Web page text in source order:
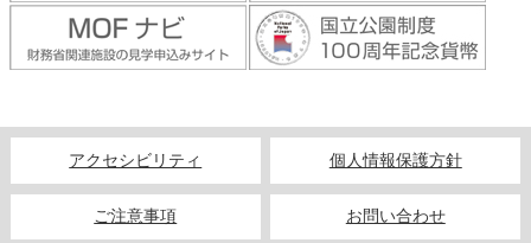
アクセシビリティ 個人情報保護方針
ご注意事項 お問い合わせ